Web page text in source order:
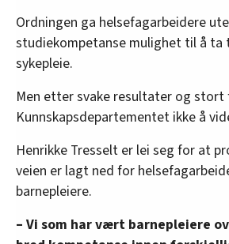
Ordningen ga helsefagarbeidere
studiekompetanse mulighet til å ta
sykepleie.
Men etter svake resultater og
Kunnskapsdepartementet ikke å
Henrikke Tresselt er lei seg for at
veien er lagt ned for
barnepleiere.
– Vi som har vært barnepleiere